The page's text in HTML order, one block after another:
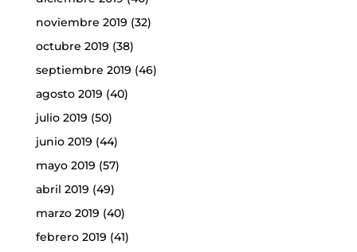
noviembre 2019 (32)
octubre 2019 (38)
septiembre 2019 (46)
agosto 2019 (40)
julio 2019 (50)
junio 2019 (44)
mayo 2019 (57)
abril 2019 (49)
marzo 2019 (40)
febrero 2019 (41)